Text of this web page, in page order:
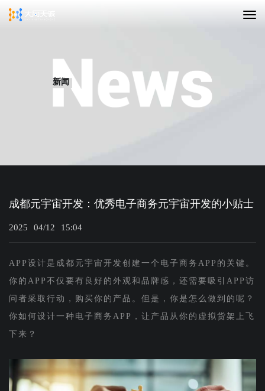
新闻
成都元宇宙开发：优秀电子商务元宇宙开发的小贴士
2025 04/12 15:04
APP设计是成都元宇宙开发创建一个电子商务APP的关键。
你的APP不仅要有良好的外观和品牌感，还需要吸引APP访
问者采取行动，购买你的产品。但是，你是怎么做到的呢？
你如何设计一种电子商务APP，让产品从你的虚拟货架上飞
下来？